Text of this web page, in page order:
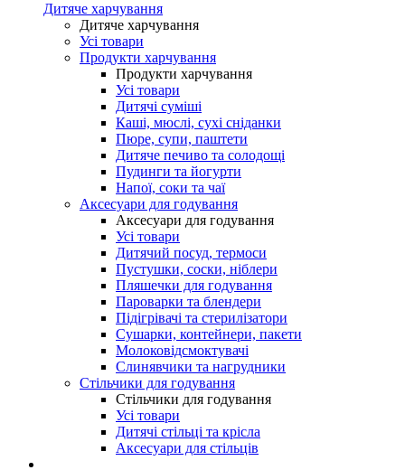
Дитяче харчування
Дитяче харчування
Усі товари
Продукти харчування
Продукти харчування
Усі товари
Дитячі суміші
Каші, мюслі, сухі сніданки
Пюре, супи, паштети
Дитяче печиво та солодощі
Пудинги та йогурти
Напої, соки та чаї
Аксесуари для годування
Аксесуари для годування
Усі товари
Дитячий посуд, термоси
Пустушки, соски, ніблери
Пляшечки для годування
Пароварки та блендери
Підігрівачі та стерилізатори
Сушарки, контейнери, пакети
Молоковідсмоктувачі
Слинявчики та нагрудники
Стільчики для годування
Стільчики для годування
Усі товари
Дитячі стільці та крісла
Аксесуари для стільців